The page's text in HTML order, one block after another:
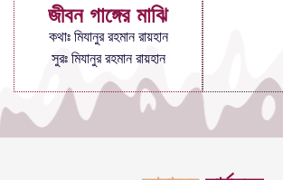
জীবন গাঙ্গের মাঝি
কথাঃ মিযানুর রহমান রায়হান
সুরঃ মিযানুর রহমান রায়হান